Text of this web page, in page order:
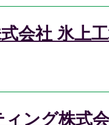
会社 氷上
ング株式